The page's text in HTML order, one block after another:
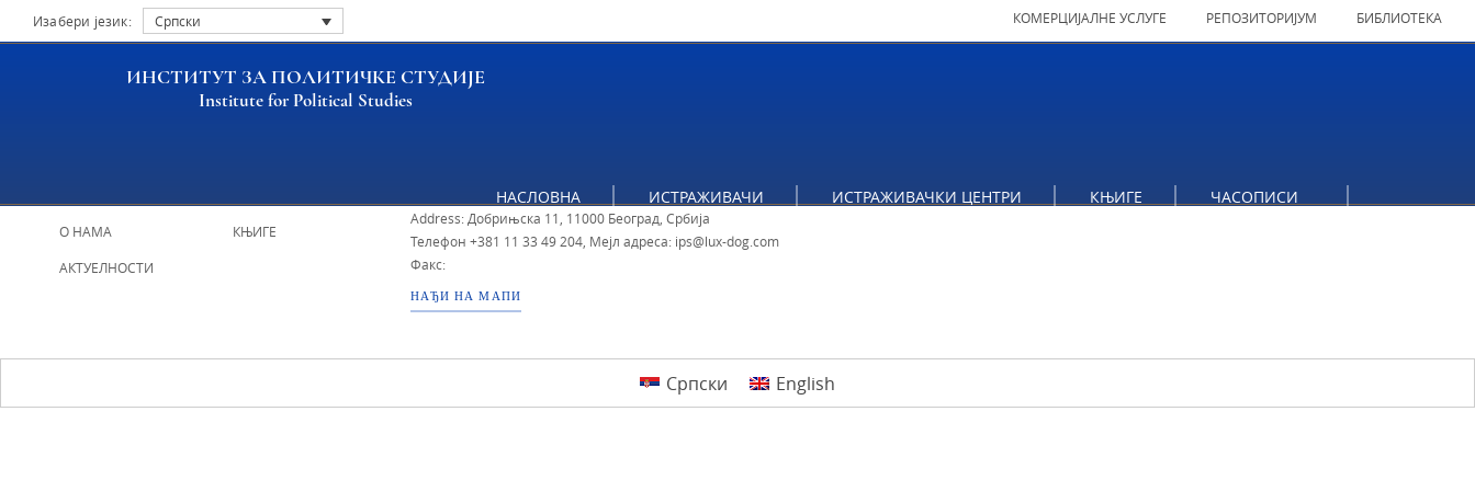
Изабери језик: Српски КОМЕРЦИЈАЛНЕ УСЛУГЕ РЕПОЗИТОРИЈУМ БИБЛИОТЕКА
ИНСТИТУТ ЗА ПОЛИТИЧКЕ СТУДИЈЕ
Institute for Political Studies
НАСЛОВНА ИСТРАЖИВАЧИ ИСТРАЖИВАЧКИ ЦЕНТРИ КЊИГЕ ЧАСОПИСИ
О НАМА
АКТУЕЛНОСТИ
КЊИГЕ
ИПС - Институт за политичке студије
Address: Добрињска 11, 11000 Београд, Србија
Телефон +381 11 33 49 204, Мејл адреса: ips@lux-dog.com
Факс:
НАЂИ НА МАПИ
Српски English